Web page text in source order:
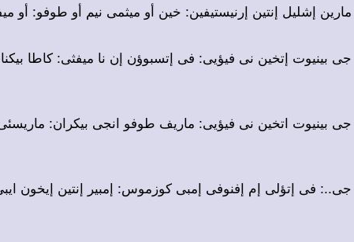
مارين إشليل إنتين إرنيستيفين: خين أو ميثمى نيم أو طوفو:
جى بينيوت إتخين نى فيؤيى: فى إتسبوؤن إن نا ميفثى: كاطا
جى بينيوت اتخين نى فيؤيى: ماريف طوفو انجى بيكران:
جى..: فى إتؤلى إم إفنوفى إمبى كوزموس: إمبير إنتين إيخون